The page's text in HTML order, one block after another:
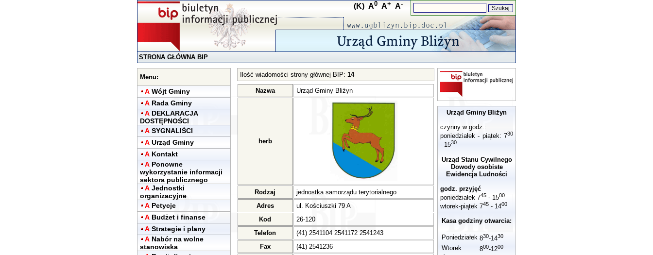
(K) A0 A+ A-
STRONA GŁÓWNA BIP
Menu:
A Wójt Gminy
A Rada Gminy
A DEKLARACJA
DOSTĘPNOŚCI
A SYGNALIŚCI
A Urząd Gminy
A Kontakt
A Ponowne
wykorzystanie informacji
sektora publicznego
A Jednostki
organizacyjne
A Petycje
A Budżet i finanse
A Strategie i plany
A Nabór na wolne
stanowiska
Ilość wiadomości strony głównej BIP: 14
Nazwa Urząd Gminy Bliżyn
herb
Rodzaj
jednostka samorządu terytorialnego
Adres
ul. Kościuszki 79 A
Kod
26-120
Telefon
(41) 2541104 2541172 2541243
Fax
(41) 2541236
Urząd Gminy Bliżyn
czynny w godz.:
poniedziałek - piątek: 730
- 1530
Urząd Stanu Cywilnego
Dowody osobiste
Ewidencja Ludności
godz. przyjęć
poniedziałek 745 - 1500
wtorek-piątek 745 - 1400
Kasa godziny otwarcia:
Poniedziałek 830-1430
Wtorek 800-1200